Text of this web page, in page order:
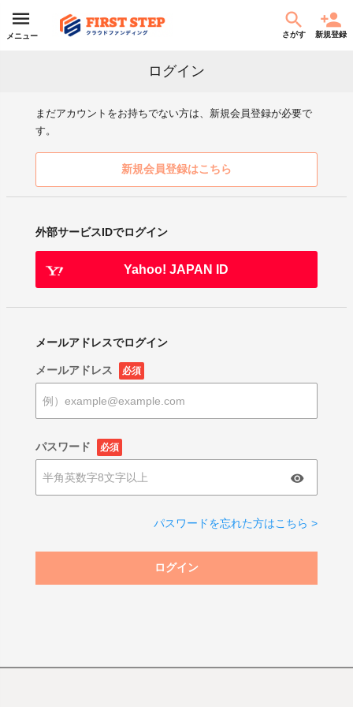
メニュー さがす 新規登録
ログイン
まだアカウントをお持ちでない方は、新規会員登録が必要で
す。
新規会員登録はこちら
外部サービスIDでログイン
Yahoo! JAPAN ID
メールアドレスでログイン
メールアドレス 必須
パスワード 必須
パスワードを忘れた方はこちら >
ログイン